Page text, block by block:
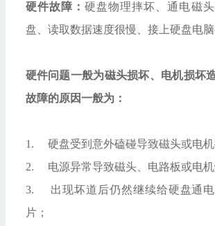
硬件故障： 硬盘物理摔坏、通电磁
盘、读取数据速度很慢、接上硬盘电脑
硬件问题一般为磁头损坏、电机损坏
故障的原因一般为：
1. 硬盘受到意外磕碰导致磁头或电
2. 电源异常导致磁头、电路板或电机
3. 出现坏道后仍然继续给硬盘通电
片；